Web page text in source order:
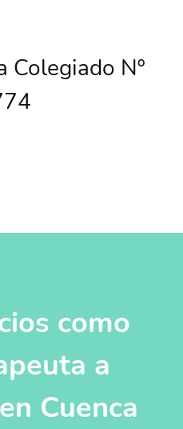
Colegiado Nº
como
a
Cuenca